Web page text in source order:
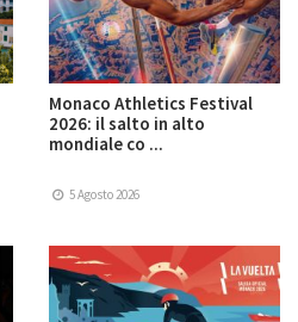
Monaco Athletics Festival
2026: il salto in alto
mondiale co ...
5 Agosto 2026